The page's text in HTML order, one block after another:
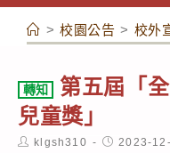
容
> 校園公告 > 校外
轉知
第五屆「
兒童獎」
Postklgsh310
Post2023-